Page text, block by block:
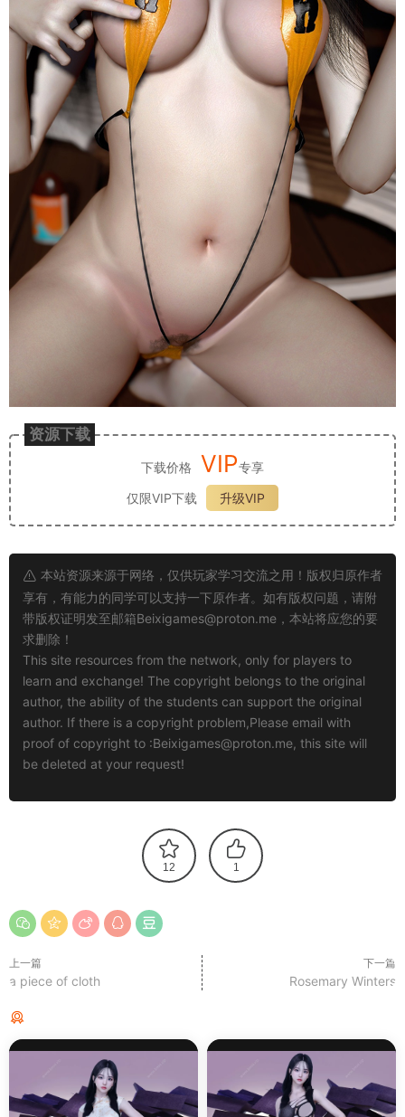
资源下载
下载价格 VIP专享
仅限VIP下载
升级VIP
本站资源来源于网络，仅供玩家学习交流之用！版权归原作者
享有，有能力的同学可以支持一下原作者。如有版权问题，请附
带版权证明发至邮箱Beixigames@proton.me ，本站将应您的要
求删除！
This site resources from the network, only for players to
learn and exchange! The copyright belongs to the original
author, the ability of the students can support the original
author. If there is a copyright problem,Please email with
proof of copyright to :Beixigames@proton.me, this site will
be deleted at your request!
12 1
上一篇
a piece of cloth
下一篇
Rosemary Winters